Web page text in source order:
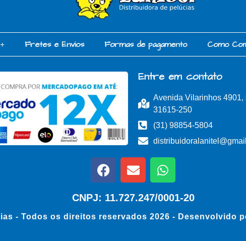
Fretes e Envios Formas de pagamento Como
Entre em contato
Avenida Vilarinhos 4901,
31615-250
(31) 98854-5804
CNPJ: 11.727.247/0001-20
- Todos os direitos reservados 2026 - Desenvolvido